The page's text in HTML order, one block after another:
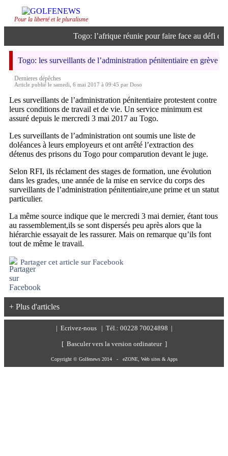
Pour la liberté et le pluralisme
Togo: l’afrique réunie pour faire face au défi
Togo: les surveillants de l’administration pénitentiaire en grève
Dernieres dépêches
Article publié le samedi, 6 mai 2017 à 09:45 par Doso
Les surveillants de l’administration pénitentiaire protestent contre
leurs conditions de travail et de vie. Un service minimum est
assuré depuis le mercredi 3 mai 2017 au Togo.
Les surveillants de l’administration ont soumis une liste de
doléances à leurs employeurs et ont arrêté l’extraction des
détenus des prisons du Togo pour comparution devant le juge.
Selon RFI, ils réclament des stages de formation, une évolution
dans les grades, une année de la mise en service du corps des
surveillants de l’administration pénitentiaire,une prime et un statut
particulier.
La même source indique que le mercredi 3 mai dernier, étant tous
au rassemblement,ils se sont dispersés peu après alors que la
hiérarchie essayait de les rassurer. Mais on remarque qu’ils font
tout de même le travail.
Partager cet article sur Facebook
+ Plus d'articles
Ecrivez-nous | Tél.: 00228 70024898 |
[ Basculer vers la version ordinateur ]
Copyright © Golfenews 2014 - eZONE, Web sites & Apps